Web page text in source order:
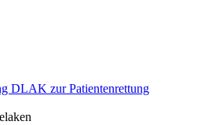
DLAK zur Patientenrettung